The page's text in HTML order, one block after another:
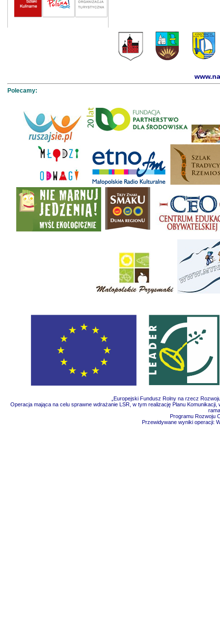
Polecamy:
„Europejski Fundusz Rolny na rzecz
Operacja mająca na celu sprawne wdrażanie LSR, w tym realizację Planu
Programu Rozwoju
Przewidywane wyniki operacji: